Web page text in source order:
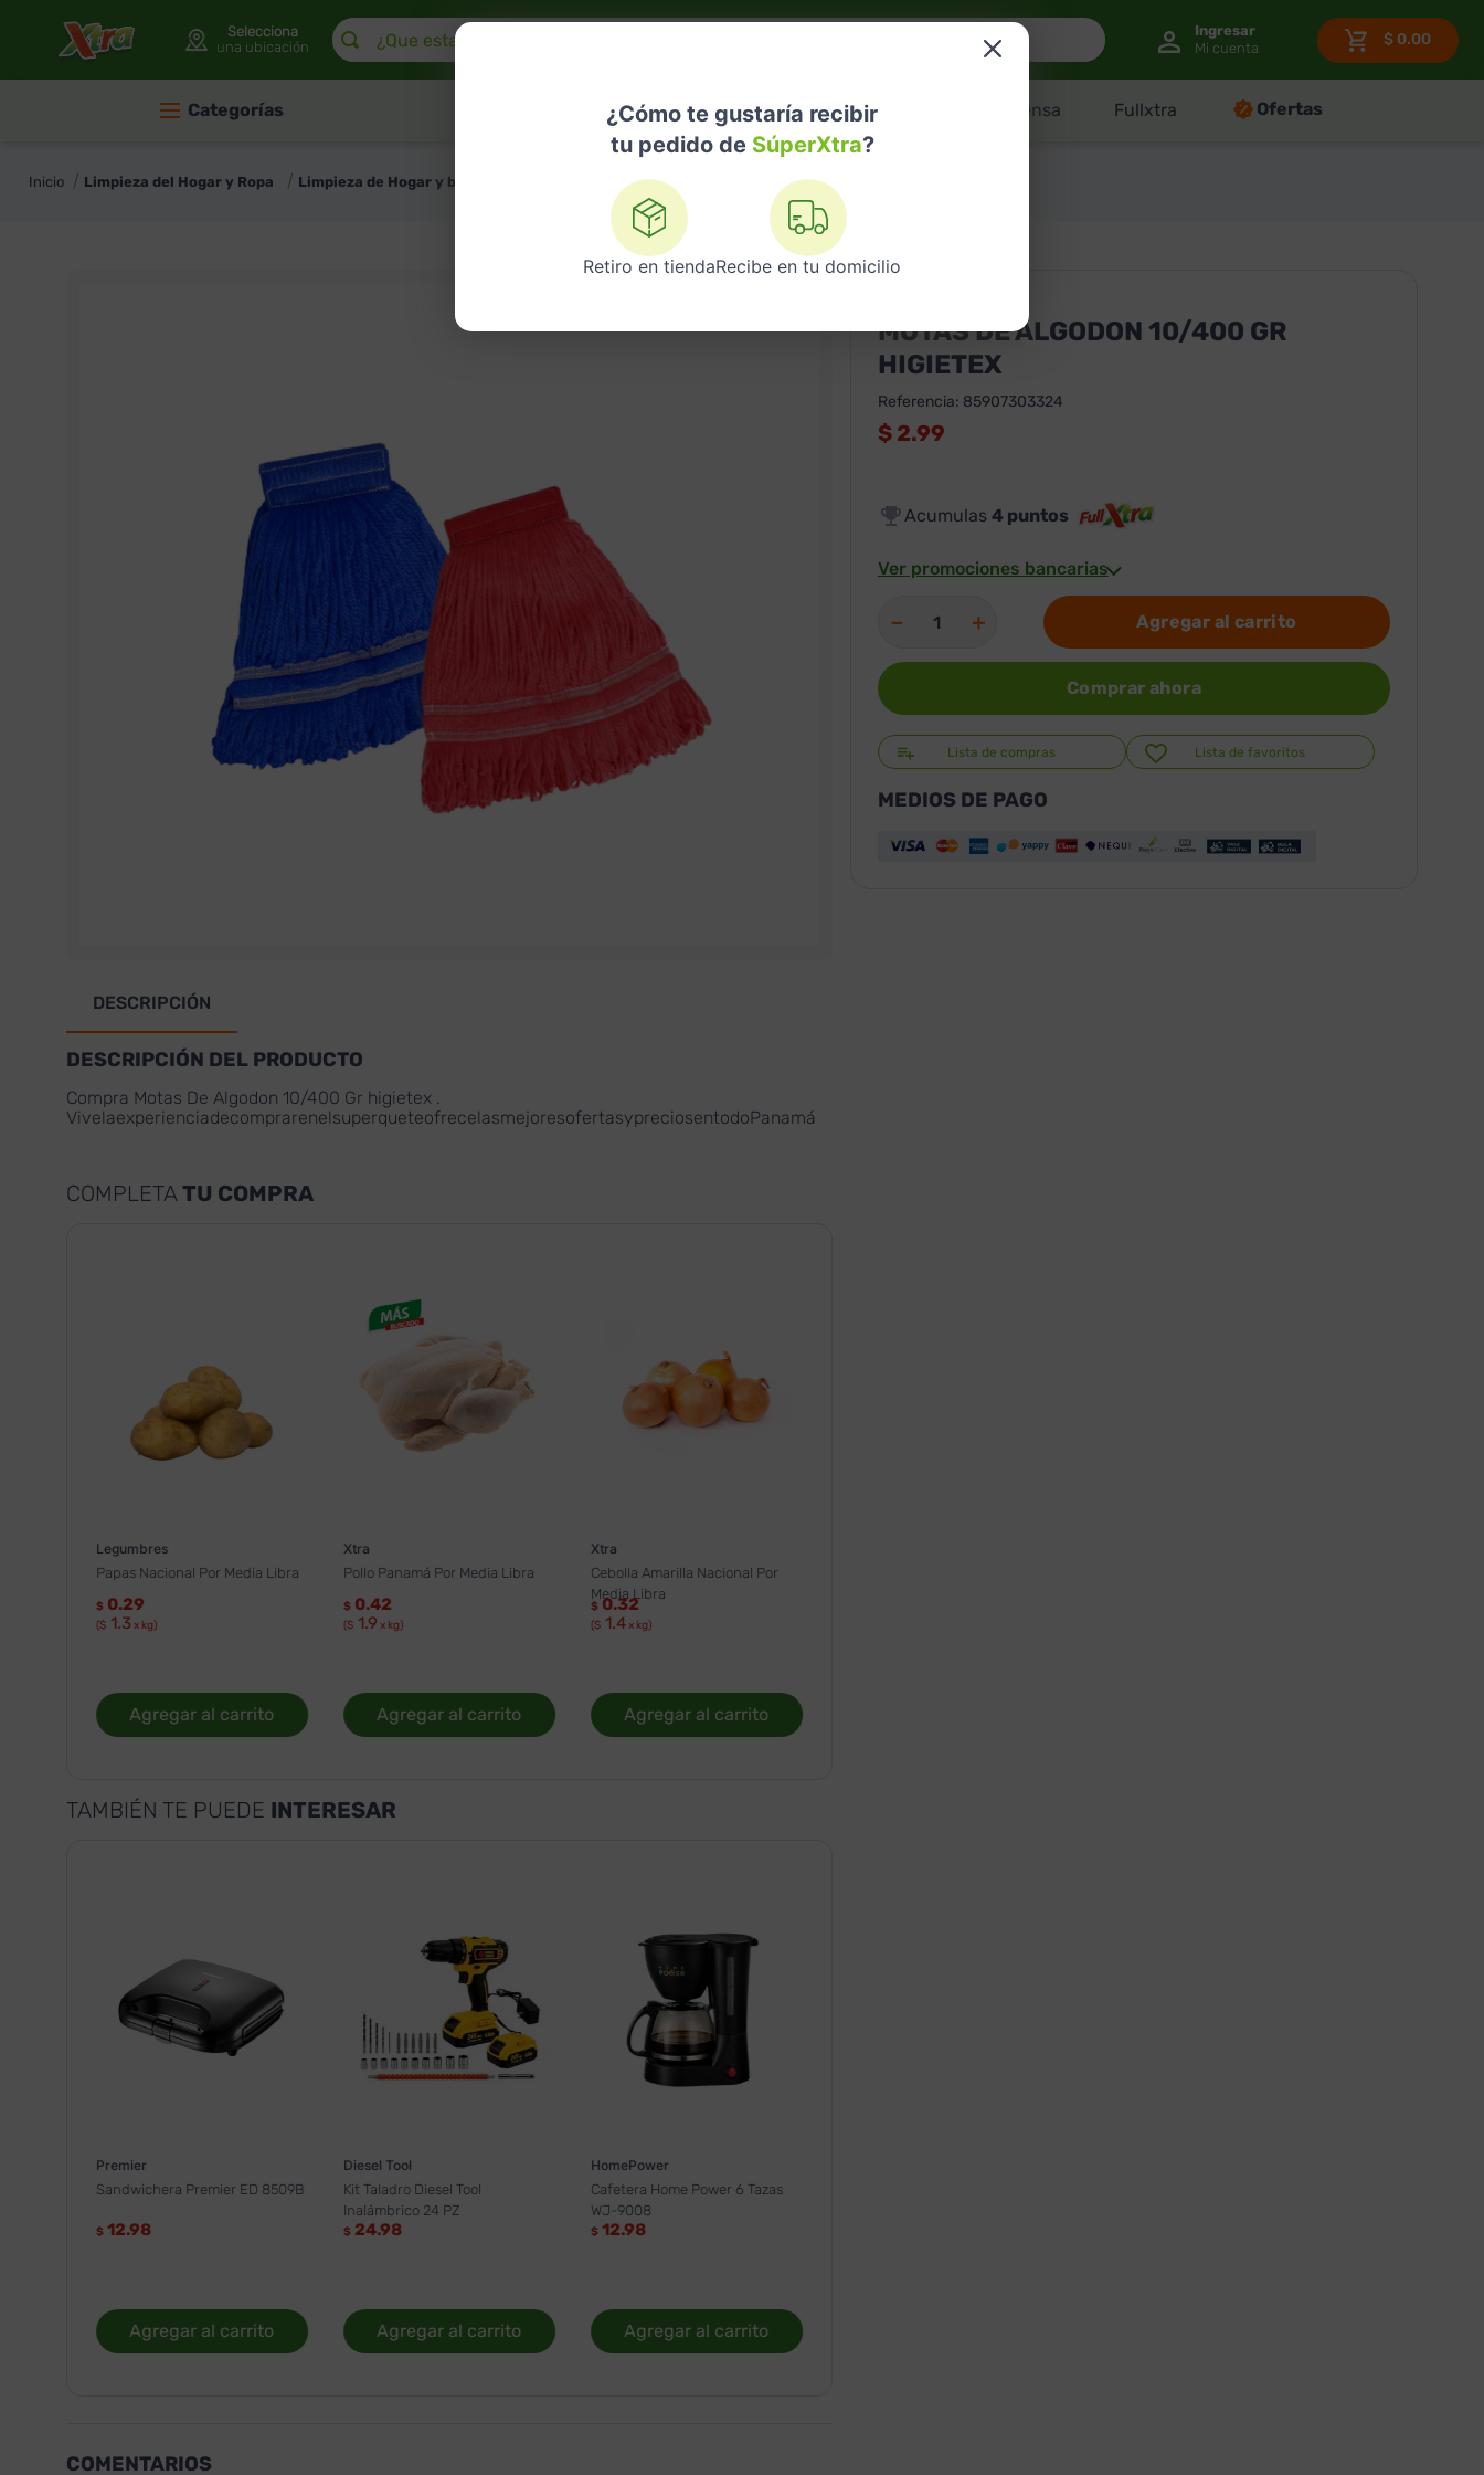
Selecciona
una ubicación
¿Cómo te gustaría recibir
tu pedido de SúperXtra?
Retiro en tiendaRecibe en tu domicilio
¿Que estas buscando?
$ 0.00
Categorías Nuestras Marcas Telemedicina Licores Despensa Fullxtra Ofertas
Limpieza del Hogar y Ropa Limpieza de Hogar y baño Escobas y Trapeadores Motas De Algodon 10/400 Gr higietex
DESCRIPCIÓN
DESCRIPCIÓN DEL PRODUCTO
Compra Motas De Algodon 10/400 Gr higietex .
VivelaexperienciadecomprarenelsuperqueteofrecelasmejoresofertasypreciosentodoPanamá
COMPLETATU COMPRA
Legumbres
Papas Nacional Por Media Libra
$ 0.29
($ 1.3 x kg)
Agregar al carrito
Xtra
Pollo Panamá Por Media Libra
$ 0.42
($ 1.9 x kg)
Agregar al carrito
Xtra
Cebolla Amarilla Nacional Por
Media Libra
$ 0.32
($ 1.4x kg)
Agregar al carrito
TAMBIÉN TE PUEDE INTERESAR
Premier
Sandwichera Premier ED 8509B
$ 12.98
Agregar al carrito
Diesel Tool
Kit Taladro Diesel Tool
Inalámbrico 24 PZ
$ 24.98
Agregar al carrito
HomePower
Cafetera Home Power 6 Tazas
WJ-9008
$ 12.98
Agregar al carrito
COMENTARIOS
MOTAS DE ALGODON 10/400 GR
HIGIETEX
Referencia: 85907303324
$ 2.99
Acumulas 4puntos
Ver promociones bancarias
＋
－ Agregar al carrito
Comprar ahora
Lista de compras Lista de favoritos
MEDIOS DE PAGO